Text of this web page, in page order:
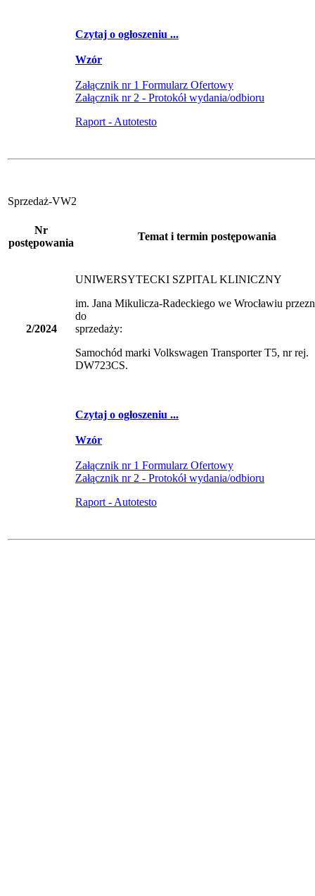
Czytaj o ogłoszeniu ...
Wzór
Załącznik nr 1 Formularz Ofertowy
Załącznik nr 2 - Protokół wydania/odbioru
Raport - Autotesto
Sprzedaż-VW2
Nr
postępowania
Temat i termin postępowania
2/2024
UNIWERSYTECKI SZPITAL KLINICZNY
im. Jana Mikulicza-Radeckiego we Wrocławiu
do
Samochód marki Volkswagen Transporter T5, nr rej.
DW723CS.
Czytaj o ogłoszeniu ...
Wzór
Załącznik nr 1 Formularz Ofertowy
Załącznik nr 2 - Protokół wydania/odbioru
Raport - Autotesto